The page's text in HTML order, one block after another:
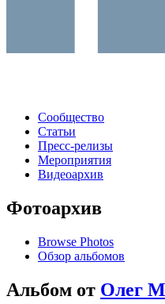
Сообщество
Статьи
Пресс-релизы
Мероприятия
Видеоархив
Фотоархив
Browse Photos
Обзор альбомов
Альбом от Олег